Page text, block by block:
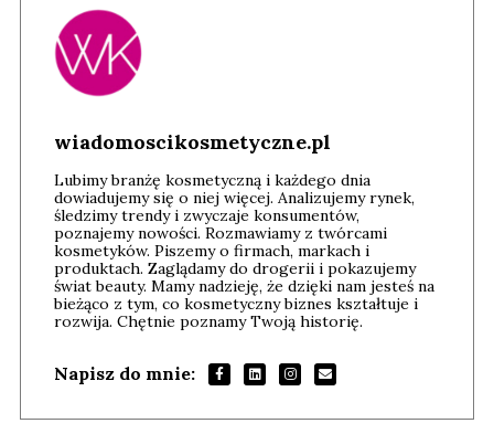
wiadomoscikosmetyczne.pl
Lubimy branżę kosmetyczną i każdego dnia
dowiadujemy się o niej więcej. Analizujemy rynek,
śledzimy trendy i zwyczaje konsumentów,
poznajemy nowości. Rozmawiamy z twórcami
kosmetyków. Piszemy o firmach, markach i
produktach. Zaglądamy do drogerii i pokazujemy
świat beauty. Mamy nadzieję, że dzięki nam jesteś na
bieżąco z tym, co kosmetyczny biznes kształtuje i
rozwija. Chętnie poznamy Twoją historię.
Napisz do mnie: